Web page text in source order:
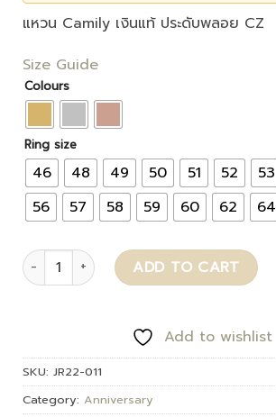
แหวน Camily เงินแท้ ประดับพลอย CZ
Size Guide
Colours
Ring size
46 48 49 50 51 52 53
56
57 58 59 60 62 64
Camily quantity ADD TO CART
Add to wishlist
SKU: JR22-011
Category: Anniversary